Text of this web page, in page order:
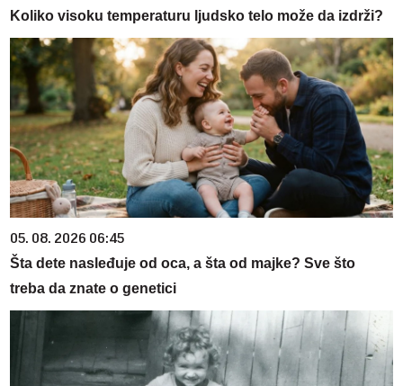
Koliko visoku temperaturu ljudsko telo može da izdrži?
05. 08. 2026 06:45
Šta dete nasleđuje od oca, a šta od majke? Sve što
treba da znate o genetici